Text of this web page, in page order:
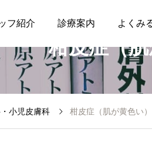
フ紹介 診療案内 よくみ
柑皮症（
小児皮膚科 柑皮症（肌が黄色い）